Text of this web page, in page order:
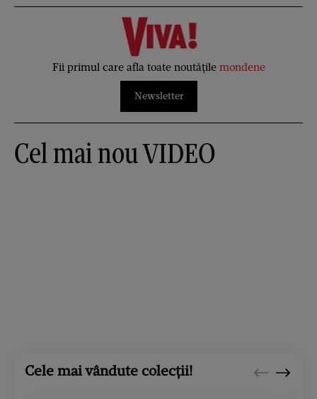
Fii primul care afla toate noutățile mondene
Newsletter
Cel mai nou VIDEO
Cele mai vândute colecții!